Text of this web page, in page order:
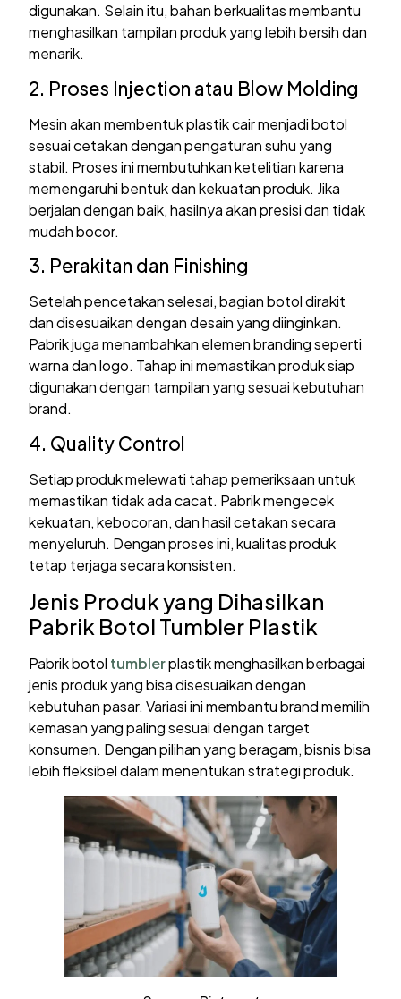
digunakan. Selain itu, bahan berkualitas membantu
menghasilkan tampilan produk yang lebih bersih dan
menarik.
2. Proses Injection atau Blow Molding
Mesin akan membentuk plastik cair menjadi botol
sesuai cetakan dengan pengaturan suhu yang
stabil. Proses ini membutuhkan ketelitian karena
memengaruhi bentuk dan kekuatan produk. Jika
berjalan dengan baik, hasilnya akan presisi dan tidak
mudah bocor.
3. Perakitan dan Finishing
Setelah pencetakan selesai, bagian botol dirakit
dan disesuaikan dengan desain yang diinginkan.
Pabrik juga menambahkan elemen branding seperti
warna dan logo. Tahap ini memastikan produk siap
digunakan dengan tampilan yang sesuai kebutuhan
brand.
4. Quality Control
Setiap produk melewati tahap pemeriksaan untuk
memastikan tidak ada cacat. Pabrik mengecek
kekuatan, kebocoran, dan hasil cetakan secara
menyeluruh. Dengan proses ini, kualitas produk
tetap terjaga secara konsisten.
Jenis Produk yang Dihasilkan
Pabrik Botol Tumbler Plastik
Pabrik botol tumblerplastik menghasilkan berbagai
jenis produk yang bisa disesuaikan dengan
kebutuhan pasar. Variasi ini membantu brand memilih
kemasan yang paling sesuai dengan target
konsumen. Dengan pilihan yang beragam, bisnis bisa
lebih fleksibel dalam menentukan strategi produk.